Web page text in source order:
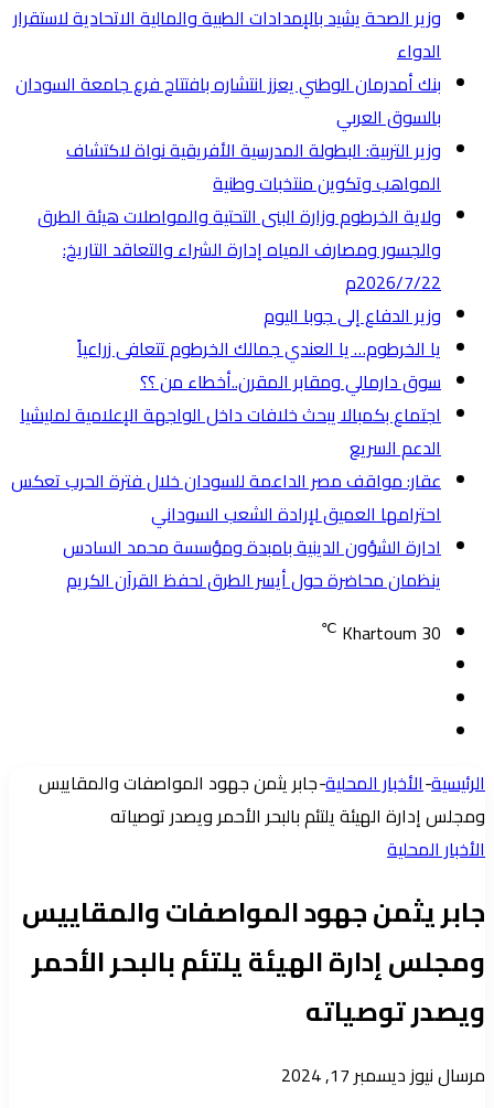
وزير الصحة يشيد بالإمدادات الطبية والمالية الاتحادية لاستقرار
الدواء
بنك أمدرمان الوطني يعزز انتشاره بافتتاح فرع جامعة السودان
بالسوق العربي
وزير التربية: البطولة المدرسية الأفريقية نواة لاكتشاف
المواهب وتكوين منتخبات وطنية
ولاية الخرطوم وزارة البنى التحتية والمواصلات هيئة الطرق
والجسور ومصارف المياه إدارة الشراء والتعاقد التاريخ:
2026/7/22م
وزير الدفاع إلى جوبا اليوم
يا الخرطوم… يا العندي جمالك الخرطوم تتعافى زراعياً
سوق دارمالي ومقابر المقرن..أخطاء من ؟؟
اجتماع بكمبالا يبحث خلافات داخل الواجهة الإعلامية لمليشيا
الدعم السريع
عقار: مواقف مصر الداعمة للسودان خلال فترة الحرب تعكس
احترامها العميق لإرادة الشعب السوداني
ادارة الشؤون الدينية بامبدة ومؤسسة محمد السادس
ينظمان محاضرة حول أيسر الطرق لحفظ القرآن الكريم
Khartoum 30
℃
جانبيالرئيسية-الأخبار المحلية-جابر يثمن جهود المواصفات والمقاييس
ومجلس إدارة الهيئة يلتئم بالبحر الأحمر ويصدر توصياته
الأخبار المحلية
جابر يثمن جهود المواصفات والمقاييس
ومجلس إدارة الهيئة يلتئم بالبحر الأحمر
ويصدر توصياته
مرسال نيوزأرسل
ديسمبر 17, 2024